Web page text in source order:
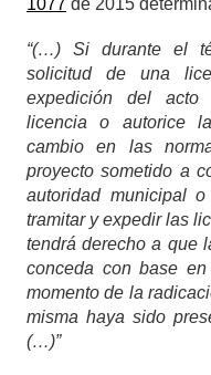
1077 de 2015
“(…) Si durante el
solicitud de una
expedición del acto
licencia o autorice
cambio en las
proyecto sometido a
autoridad municipal
tramitar y expedir las
tendrá derecho a que
conceda con base
momento de la
misma haya sido
(…)”